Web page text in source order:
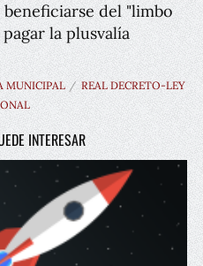
del "limbo
la plusvalía
MUNICIPAL
REAL DECRETO-LEY
INTERESAR